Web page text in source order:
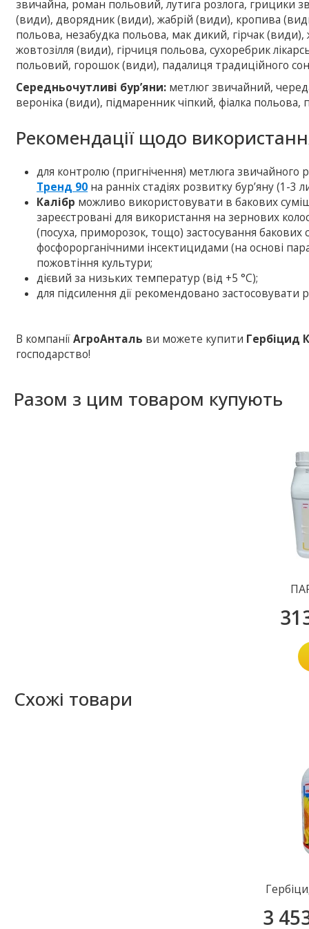
звичайна, роман польовий, лутига розлога, грицики
(види), дворядник (види), жабрій (види), кропива
польова, незабудка польова, мак дикий, гірчак
жовтозілля (види), гірчиця польова, сухоребрик
польовий, горошок (види), падалиця традиційного
Середньочутливі бур’яни: метлюг звичайний,
вероніка (види), підмаренник чіпкий, фіалка польова,
Рекомендації щодо
для контролю (пригнічення) метлюга звичайного
Тренд 90 на ранніх стадіях розвитку бур’яну (1-3
Калібр можливо використовувати в бакових
зареєстровані для використання на зернових
(посуха, приморозок, тощо) застосування бакових
фосфорорганічними інсектицидами (на основі
пожовтіння культури;
дієвий за низьких температур (від +5 °С);
для підсилення дії рекомендовано застосовувати
В компаніїАгроАнталь ви можете купити Гербіцид
господарство!
Разом з цим товаром купують
Схожі товари
3